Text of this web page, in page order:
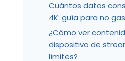
Cuántos datos
4K: guía para no
¿Cómo ver
dispositivo de
límites?